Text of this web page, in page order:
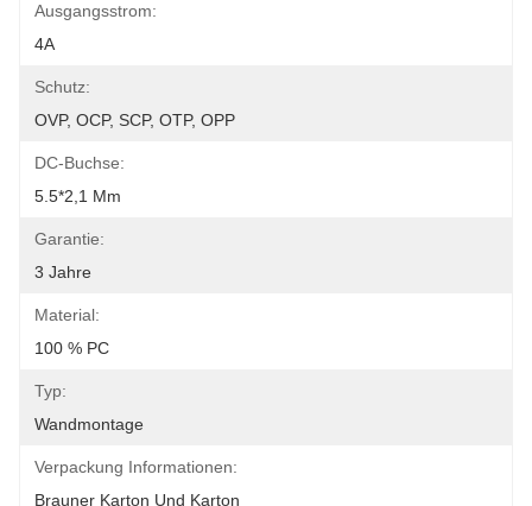
Ausgangsstrom:
4A
Schutz:
OVP, OCP, SCP, OTP, OPP
DC-Buchse:
5.5*2,1 Mm
Garantie:
3 Jahre
Material:
100 % PC
Typ:
Wandmontage
Verpackung Informationen:
Brauner Karton Und Karton